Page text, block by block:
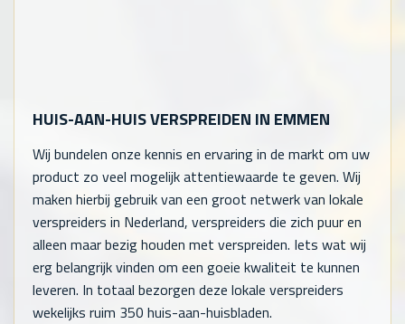
HUIS-AAN-HUIS VERSPREIDEN IN EMMEN
Wij bundelen onze kennis en ervaring in de markt om uw
product zo veel mogelijk attentiewaarde te geven. Wij
maken hierbij gebruik van een groot netwerk van lokale
verspreiders in Nederland, verspreiders die zich puur en
alleen maar bezig houden met verspreiden. Iets wat wij
erg belangrijk vinden om een goeie kwaliteit te kunnen
leveren. In totaal bezorgen deze lokale verspreiders
wekelijks ruim 350 huis-aan-huisbladen.